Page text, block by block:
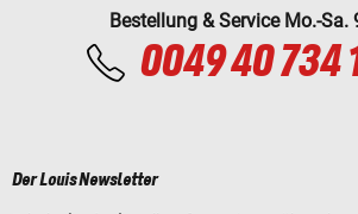
Bestellung & Service Mo.-Sa.
0049 40 734
Der Louis Newsletter